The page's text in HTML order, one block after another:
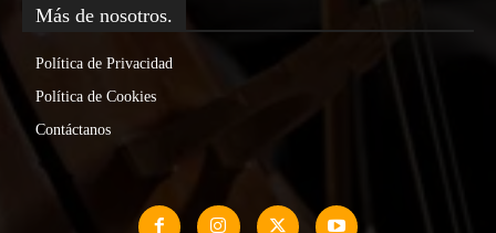
Más de nosotros.
Política de Privacidad
Política de Cookies
Contáctanos